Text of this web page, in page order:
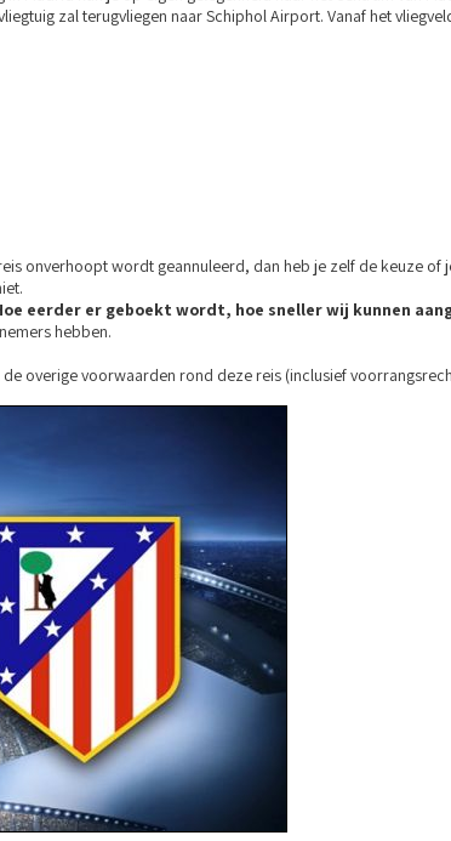
zal terugvliegen naar Schiphol Airport. Vanaf het
onverhoopt wordt geannuleerd, dan heb je zelf de keuze
eerder er geboekt wordt, hoe sneller wij kunnen
hebben.
overige voorwaarden rond deze reis (inclusief